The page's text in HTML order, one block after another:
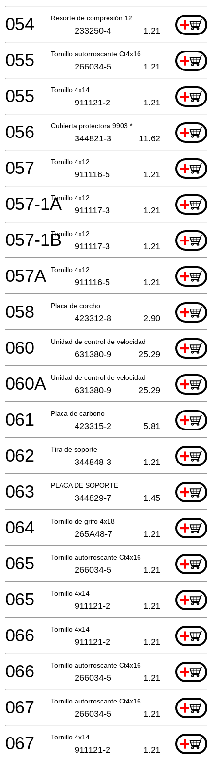
Resorte de compresión 12 +
054 233250-4 1.21
Tornillo autorroscante Ct4x16 +
055 266034-5 1.21
Tornillo 4x14 +
055 911121-2 1.21
Cubierta protectora 9903 * +
056 344821-3 11.62
Tornillo 4x12 +
057 911116-5 1.21
Tornillo 4x12 +
057-1A 911117-3 1.21
Tornillo 4x12 +
057-1B 911117-3 1.21
Tornillo 4x12 +
057A 911116-5 1.21
Placa de corcho +
058 423312-8 2.90
Unidad de control de velocidad +
060 631380-9 25.29
Unidad de control de velocidad +
060A 631380-9 25.29
Placa de carbono +
061 423315-2 5.81
Tira de soporte +
062 344848-3 1.21
PLACA DE SOPORTE +
063 344829-7 1.45
Tornillo de grifo 4x18 +
064 265A48-7 1.21
Tornillo autorroscante Ct4x16 +
065 266034-5 1.21
Tornillo 4x14 +
065 911121-2 1.21
Tornillo 4x14 +
066 911121-2 1.21
Tornillo autorroscante Ct4x16 +
066 266034-5 1.21
Tornillo autorroscante Ct4x16 +
067 266034-5 1.21
Tornillo 4x14 +
067 911121-2 1.21